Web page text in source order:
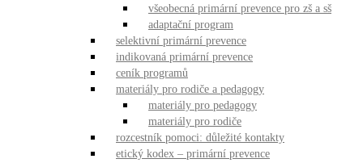
všeobecná primární prevence pro zš a sš
adaptační program
selektivní primární prevence
indikovaná primární prevence
ceník programů
materiály pro rodiče a pedagogy
materiály pro pedagogy
materiály pro rodiče
rozcestník pomoci: důležité kontakty
etický kodex – primární prevence